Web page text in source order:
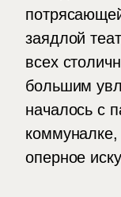
заядлой
всех
большим
началось с
оперное